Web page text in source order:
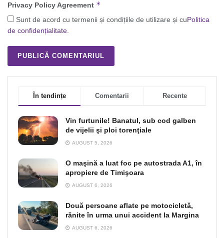
Privacy Policy Agreement *
Sunt de acord cu termenii și condițiile de utilizare și cuPolitica
de confidențialitate.
În tendințe Comentarii Recente
Vin furtunile! Banatul, sub cod galben
de vijelii şi ploi torenţiale
AUGUST 5, 2026
O maşină a luat foc pe autostrada A1, în
apropiere de Timişoara
AUGUST 6, 2026
Două persoane aflate pe motocicletă,
rănite în urma unui accident la Margina
AUGUST 6, 2026